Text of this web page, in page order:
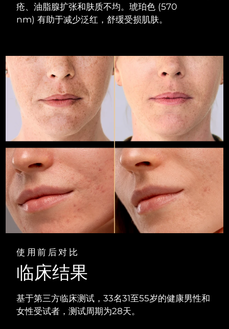
疮、油脂腺扩张和肤质不均。琥珀色 (570
nm) 有助于减少泛红，舒缓受损肌肤。
使用前后对比
临床结果
基于第三方临床测试，33名31至55岁的健康男性和
女性受试者，测试周期为28天。
关于我们
拉脱维亚 预计送达日期
立陶宛 预计送达日期 8/8/26
卢森堡 预计送达日期8/8/26
中国澳门特别行政区 预计送达日期 8/10/26
马来西亚 预计送达日期 8/11/26
马耳他 预计送达日期8/8/26
墨西哥 预计送达日期 8/12/26
摩纳哥 预计送达日期 8/9/26
荷兰 预计送达日期8/8/26
新西兰
挪威
阿曼 预计送达日期 8/11/26